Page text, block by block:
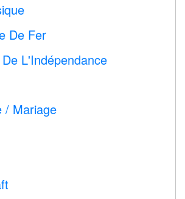
De Fer
L'Indépendance
/ Mariage